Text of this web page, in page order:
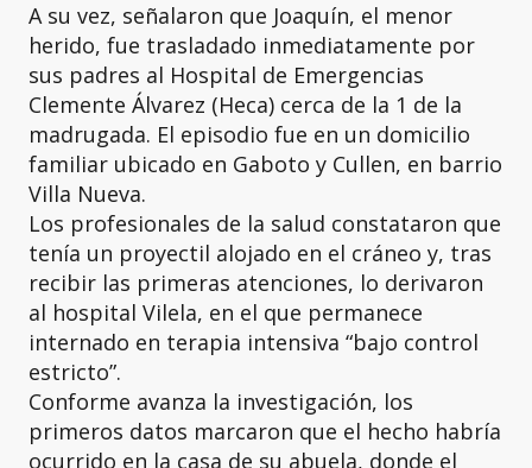
A su vez, señalaron que Joaquín, el menor
herido, fue trasladado inmediatamente por
sus padres al Hospital de Emergencias
Clemente Álvarez (Heca) cerca de la 1 de la
madrugada. El episodio fue en un domicilio
familiar ubicado en Gaboto y Cullen, en barrio
Villa Nueva.
Los profesionales de la salud constataron que
tenía un proyectil alojado en el cráneo y, tras
recibir las primeras atenciones, lo derivaron
al hospital Vilela, en el que permanece
internado en terapia intensiva “bajo control
estricto”.
Conforme avanza la investigación, los
primeros datos marcaron que el hecho habría
ocurrido en la casa de su abuela, donde el